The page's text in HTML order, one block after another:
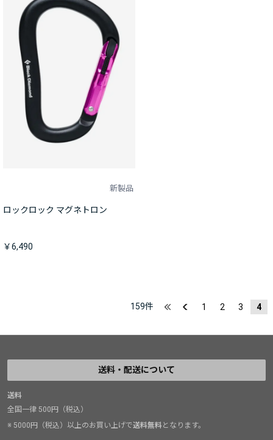
新製品
ロックロック マグネトロン
￥6,490
159件 1 2 3 4
送料・配送について
送料
全国一律 500円（税込）
※ 5000円（税込）以上のお買い上げで送料無料となります。